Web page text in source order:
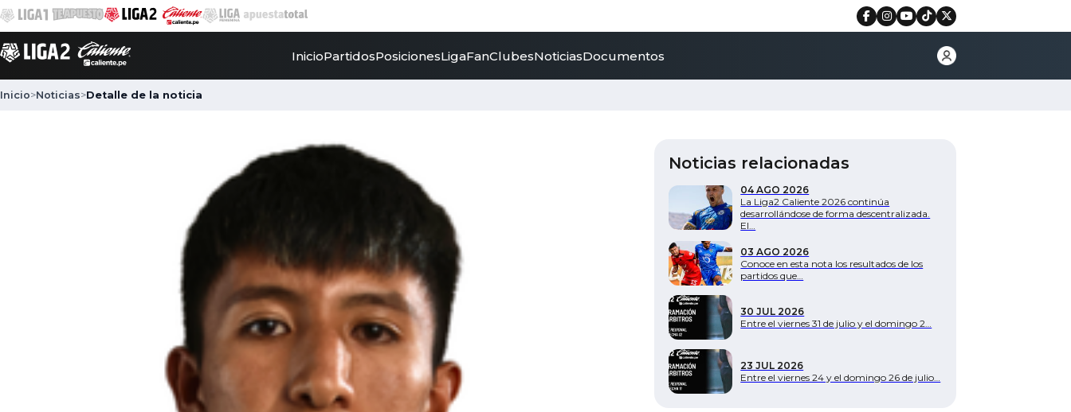
InicioPartidosPosicionesLigaFanClubesNoticiasDocumentos
Inicio>Noticias>Detalle de la noticia
Noticias relacionadas
04 AGO 2026
La Liga2 Caliente 2026 continúa
desarrollándose de forma descentralizada.
El…
03 AGO 2026
Conoce en esta nota los resultados de los
partidos que…
30 JUL 2026
Entre el viernes 31 de julio y el domingo 2…
23 JUL 2026
Entre el viernes 24 y el domingo 26 de julio…